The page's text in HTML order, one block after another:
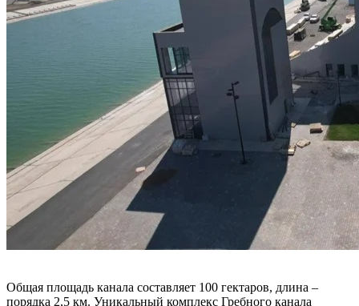
Общая площадь канала составляет 100 гектаров, длина –
порядка 2,5 км. Уникальный комплекс Гребного канала